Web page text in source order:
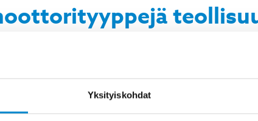
Yksityiskohdat
tyyppi, jossa suorat hammasrattaat siirtävät
hyötysuhteen ja luotettavuuden.
voimansiirron suuntaa 90 astetta, mikä on